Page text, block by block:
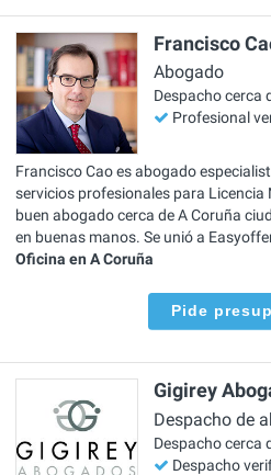
Francisco
Abogado
Despacho cerca
Profesional
Francisco Cao es abogado
servicios profesionales para Licencia
buen abogado cerca de A Coruña
en buenas manos. Se unió a
Oficina en A Coruña
Pide
Gigirey
Despacho de
Despacho cerca
Despacho